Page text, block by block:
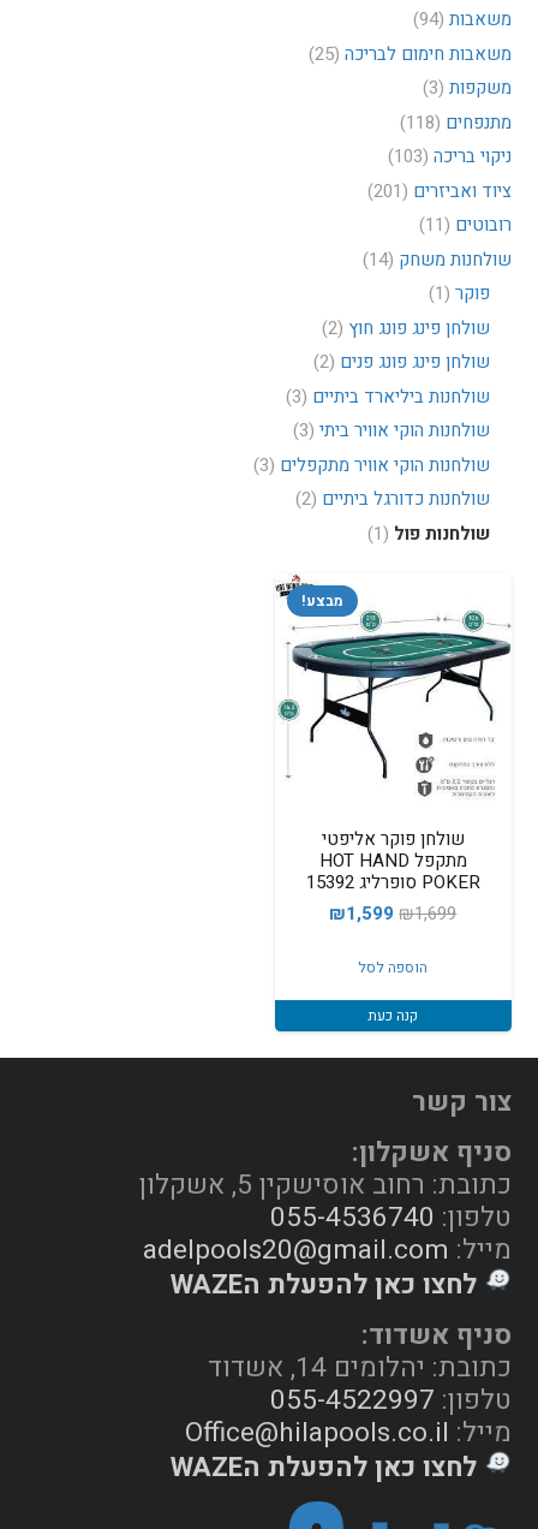
משאבות (94)
משאבות חימום לבריכה (25)
משקפות (3)
מתנפחים (118)
ניקוי בריכה (103)
ציוד ואביזרים (201)
רובוטים (11)
שולחנות משחק (14)
פוקר (1)
שולחן פינג פונג חוץ (2)
שולחן פינג פונג פנים (2)
שולחנות ביליארד ביתיים (3)
שולחנות הוקי אוויר ביתי (3)
שולחנות הוקי אוויר מתקפלים (3)
שולחנות כדורגל ביתיים (2)
שולחנות פול (1)
מבצע!
שולחן פוקר אליפטי
מתקפל HOT HAND
POKER סופרליג 15392
₪1,699
המחיר
היה:
₪1,699.
₪1,599
המחיר
₪1,599.
הוספה לסל
קנה כעת
צור קשר
סניף אשקלון:
כתובת: רחוב אוסישקין 5, אשקלון
טלפון: 055-4536740
מייל: adelpools20@gmail.com
לחצו כאן להפעלת הWAZE
סניף אשדוד:
כתובת: יהלומים 14, אשדוד
טלפון: 055-4522997
מייל: Office@hilapools.co.il
לחצו כאן להפעלת הWAZE